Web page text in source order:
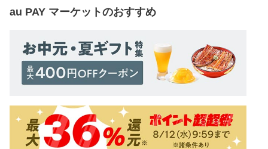
au PAY マーケットのおすすめ